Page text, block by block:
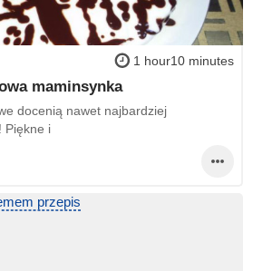
1 hour10 minutes
maminsynka
docenią nawet najbardziej
Piękne i